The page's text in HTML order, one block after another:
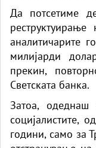
Да потсетиме
аналитичарите
милијарди
прекин,
Светската банка.
Затоа,
социјалистите,
години, само за